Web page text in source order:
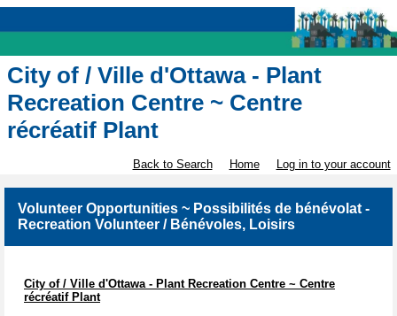
City of / Ville d'Ottawa - Plant
Recreation Centre ~ Centre
récréatif Plant
Back to Search Home Log in to your account
Volunteer Opportunities ~ Possibilités de bénévolat -
Recreation Volunteer / Bénévoles, Loisirs
City of / Ville d'Ottawa - Plant Recreation Centre ~ Centre
récréatif Plant